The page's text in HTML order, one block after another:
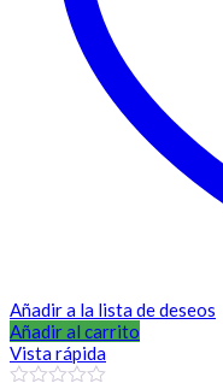
Añadir a la lista de deseos
Añadir al carrito
Vista rápida